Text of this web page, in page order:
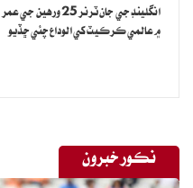
انگلينڊ جي جان ٽرنر 25 ورهين جي عمر
۾ عالمي ڪرڪيٽ کي الوداع چئي ڇڏيو
نڪور خبرون